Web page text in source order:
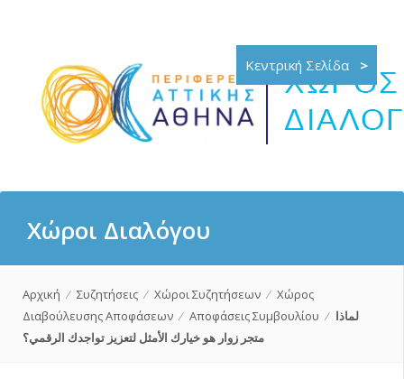
Κεντρική Σελίδα >
Χώροι Διαλόγου
Αρχική ⁄ Συζητήσεις ⁄ Χώροι Συζητήσεων ⁄ Χώρος
Διαβούλευσης Αποφάσεων ⁄ Αποφάσεις Συμβουλίου ⁄ لماذا
متجر زوار هو خيارك الأمثل لتعزيز تواجدك الرقمي؟